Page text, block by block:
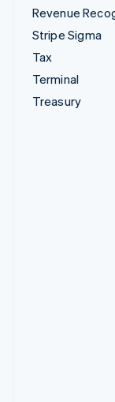
Revenue
Stripe Sigma
Tax
Terminal
Treasury